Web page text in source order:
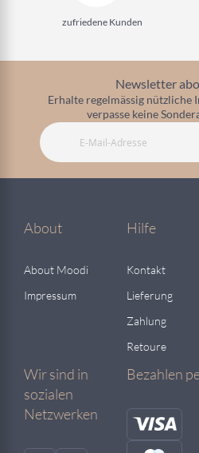
zufriedene Kunden
Newsletter
Erhalte regelmässig nützliche
verpasse keine
About
About Moodi
Impressum
Hilfe
Kontakt
Lieferung
Zahlung
Retoure
Wir sind in
sozialen
Netzwerken
Bezahlen